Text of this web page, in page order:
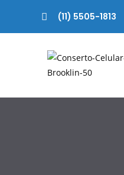
(11) 5505-1813